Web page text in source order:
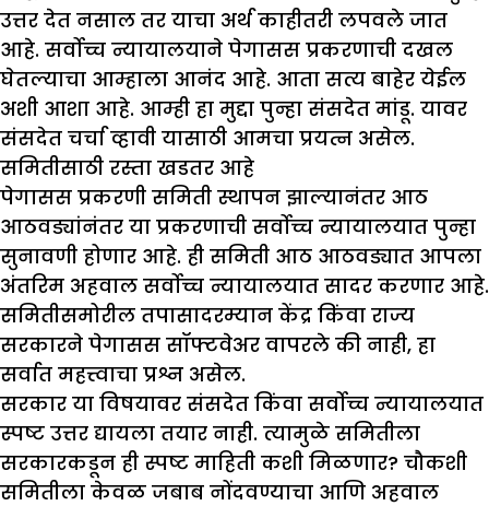
उत्तर देत नसाल तर याचा अर्थ काहीतरी लपवले जात
आहे. सर्वोच्च न्यायालयाने पेगासस प्रकरणाची दखल
घेतल्याचा आम्हाला आनंद आहे. आता सत्य बाहेर येईल
अशी आशा आहे. आम्ही हा मुद्दा पुन्हा संसदेत मांडू. यावर
संसदेत चर्चा व्हावी यासाठी आमचा प्रयत्न असेल.
समितीसाठी रस्ता खडतर आहे
पेगासस प्रकरणी समिती स्थापन झाल्यानंतर आठ
आठवड्यांनंतर या प्रकरणाची सर्वोच्च न्यायालयात पुन्हा
सुनावणी होणार आहे. ही समिती आठ आठवड्यात आपला
अंतरिम अहवाल सर्वोच्च न्यायालयात सादर करणार आहे.
समितीसमोरील तपासादरम्यान केंद्र किंवा राज्य
सरकारने पेगासस सॉफ्टवेअर वापरले की नाही, हा
सर्वात महत्त्वाचा प्रश्न असेल.
सरकार या विषयावर संसदेत किंवा सर्वोच्च न्यायालयात
स्पष्ट उत्तर द्यायला तयार नाही. त्यामुळे समितीला
सरकारकडून ही स्पष्ट माहिती कशी मिळणार? चौकशी
समितीला केवळ जबाब नोंदवण्याचा आणि अहवाल